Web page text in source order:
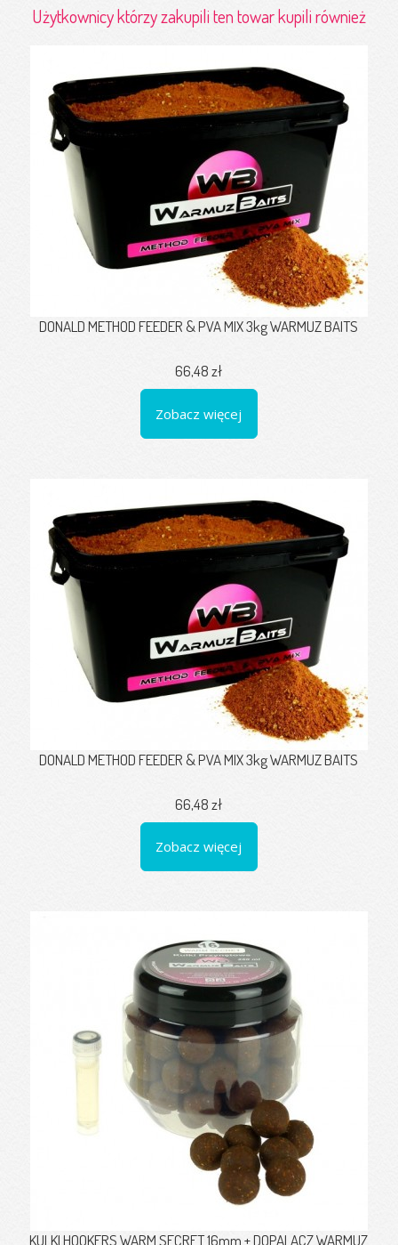
Użytkownicy którzy zakupili ten towar kupili również
DONALD METHOD FEEDER & PVA MIX 3kg WARMUZ BAITS
66,48 zł
Zobacz więcej
DONALD METHOD FEEDER & PVA MIX 3kg WARMUZ BAITS
66,48 zł
Zobacz więcej
KULKI HOOKERS WARM SECRET 16mm + DOPALACZ WARMUZ